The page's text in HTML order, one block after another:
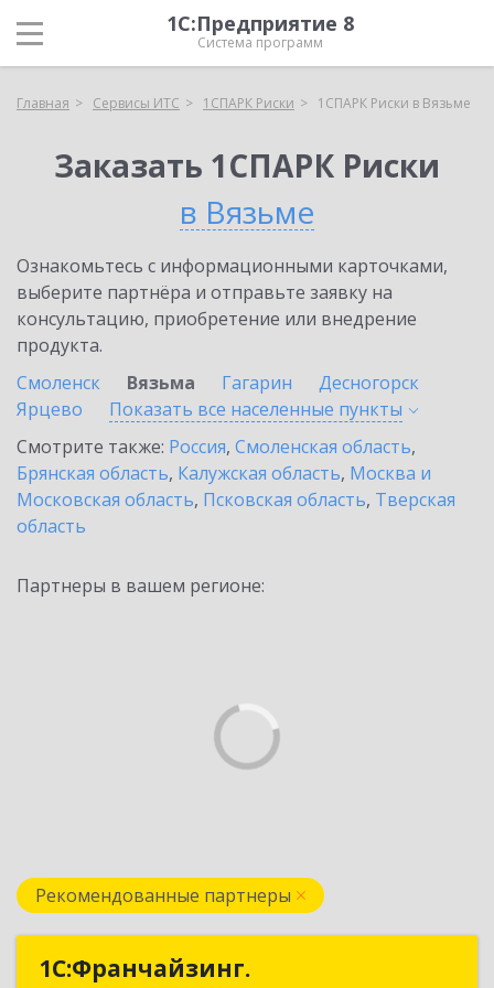
1С:Предприятие 8
Система программ
Главная Сервисы ИТС 1СПАРК Риски 1СПАРК Риски в Вязьме
Заказать 1СПАРК Риски
в Вязьме
Ознакомьтесь с информационными карточками,
выберите партнёра и отправьте заявку на
консультацию, приобретение или внедрение
продукта.
Смоленск
Вязьма Гагарин
Десногорск
Ярцево
Показать все населенные пункты
Смотрите также: Россия, Смоленская область,
Брянская область, Калужская область, Москва и
Московская область, Псковская область, Тверская
область
Партнеры в вашем регионе:
Рекомендованные партнеры
1С:Франчайзинг.1С:Франчайзинг.